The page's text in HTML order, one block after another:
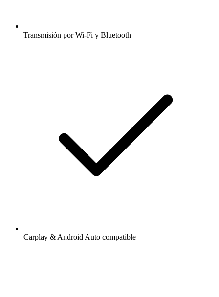
Transmisión por Wi-Fi y Bluetooth
Carplay & Android Auto compatible